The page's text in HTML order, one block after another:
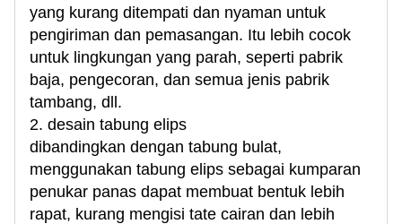
yang kurang ditempati dan nyaman untuk
pengiriman dan pemasangan. Itu lebih cocok
untuk lingkungan yang parah, seperti pabrik
baja, pengecoran, dan semua jenis pabrik
tambang, dll.
2. desain tabung elips
dibandingkan dengan tabung bulat,
menggunakan tabung elips sebagai kumparan
penukar panas dapat membuat bentuk lebih
rapat, kurang mengisi tate cairan dan lebih